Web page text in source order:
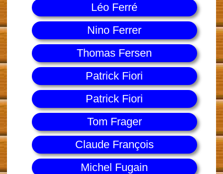
Léo Ferré
Nino Ferrer
Thomas Fersen
Patrick Fiori
Patrick Fiori
Tom Frager
Claude François
Michel Fugain